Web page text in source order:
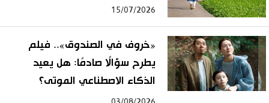
15/07/2026
«خروف في الصندوق».. فيلم
يطرح سؤالًا صادمًا: هل يعيد
الذكاء الاصطناعي الموتى؟